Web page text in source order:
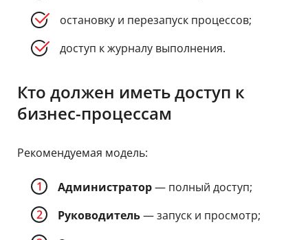
остановку и перезапуск процессов;
доступ к журналу выполнения.
Кто должен иметь доступ к
бизнес-процессам
Рекомендуемая модель:
Администратор— полный доступ;
Руководитель— запуск и просмотр;